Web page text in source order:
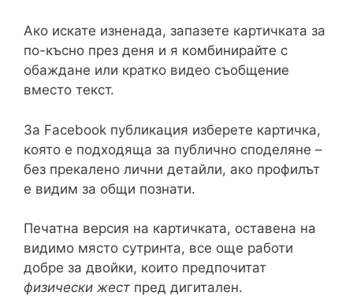
Ако искате изненада, запазете картичката за
по-късно през деня и я комбинирайте с
обаждане или кратко видео съобщение
вместо текст.
За Facebook публикация изберете картичка,
която е подходяща за публично споделяне –
без прекалено лични детайли, ако профилът
е видим за общи познати.
Печатна версия на картичката, оставена на
видимо място сутринта, все още работи
добре за двойки, които предпочитат
физически жест пред дигитален.